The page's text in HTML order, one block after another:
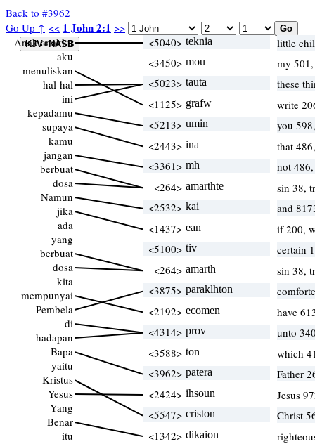
Back to #3962
Go Up ↑ << 1 John 2:1 >>
Anak-anakku
aku
menuliskan
hal-hal
ini
kepadamu
supaya
kamu
jangan
berbuat
dosa
Namun
jika
ada
yang
berbuat
dosa
kita
mempunyai
Pembela
di
hadapan
Bapa
yaitu
Kristus
Yesus
Yang
Benar
itu
<5040> teknia
little
<3450> mou
my
<5023> tauta
these
<1125> grafw
write
<5213> umin
you
<2443> ina
that
<3361> mh
not
<264> amarthte
sin 38,
<2532> kai
and
<1437> ean
if 200,
<5100> tiv
certain
<264> amarth
sin 38,
<3875> paraklhton
<2192> ecomen
have
<4314> prov
unto
<3588> ton
which
<3962> patera
Father
<2424> ihsoun
Jesus
<5547> criston
Christ
<1342> dikaion